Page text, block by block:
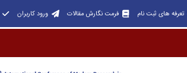
تعرفه های ثبت نام فرمت نگارش مقالات ورود کاربران